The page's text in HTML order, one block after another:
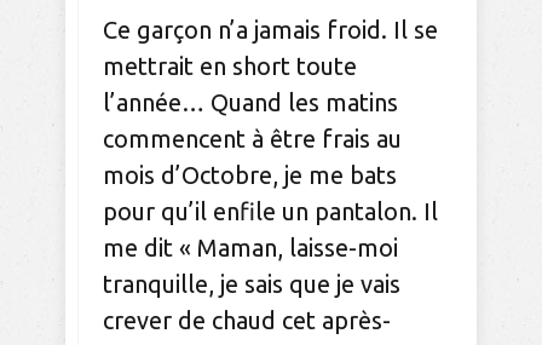
Ce garçon n’a jamais froid. Il se
mettrait en short toute
l’année… Quand les matins
commencent à être frais au
mois d’Octobre, je me bats
pour qu’il enfile un pantalon. Il
me dit « Maman, laisse-moi
tranquille, je sais que je vais
crever de chaud cet après-